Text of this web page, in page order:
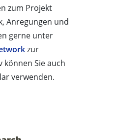
zum Projekt
Anregungen und
gerne unter
zur
können Sie auch
verwenden.